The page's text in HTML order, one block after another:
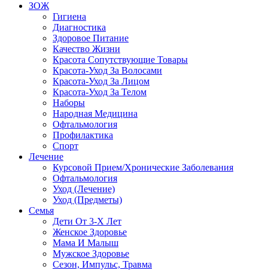
ЗОЖ
Гигиена
Диагностика
Здоровое Питание
Качество Жизни
Красота Сопутствующие Товары
Красота-Уход За Волосами
Красота-Уход За Лицом
Красота-Уход За Телом
Наборы
Народная Медицина
Офтальмология
Профилактика
Спорт
Лечение
Курсовой Прием/Хронические Заболевания
Офтальмология
Уход (Лечение)
Уход (Предметы)
Семья
Дети От 3-Х Лет
Женское Здоровье
Мама И Малыш
Мужское Здоровье
Сезон, Импульс, Травма